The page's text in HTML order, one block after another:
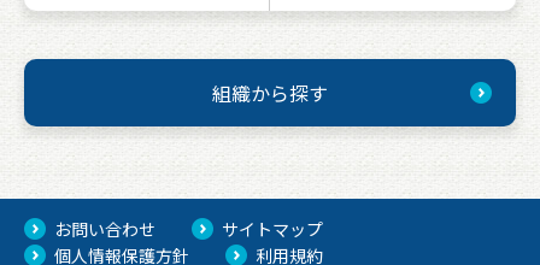
組織から探す
お問い合わせ
サイトマップ
個人情報保護方針
利用規約